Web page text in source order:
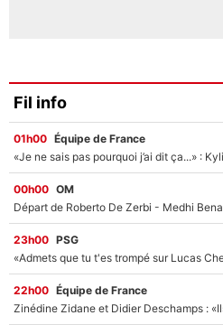
Fil info
01h00 Équipe de France
00h00 OM
23h00 PSG
22h00 Équipe de France